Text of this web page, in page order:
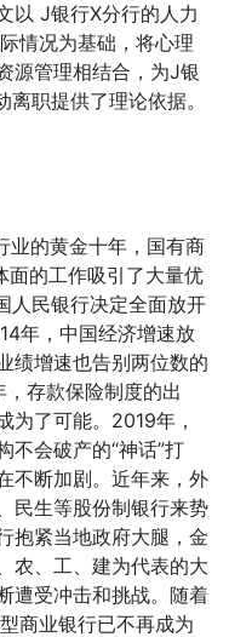
以 J银行X分行的人力
情况为基础，将心理
源管理相结合，为J银
职提供了理论依据。
的黄金十年，国有商
面的工作吸引了大量优
人民银行决定全面放开
年，中国经济增速放
绩增速也告别两位数的
存款保险制度的出
为了可能。2019年，
不会破产的“神话”打
不断加剧。近年来，外
民生等股份制银行来势
抱紧当地政府大腿，金
、工、建为代表的大
遭受冲击和挑战。随着
商业银行已不再成为